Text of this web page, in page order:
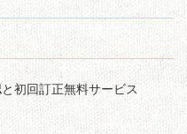
初回訂正無料サービス